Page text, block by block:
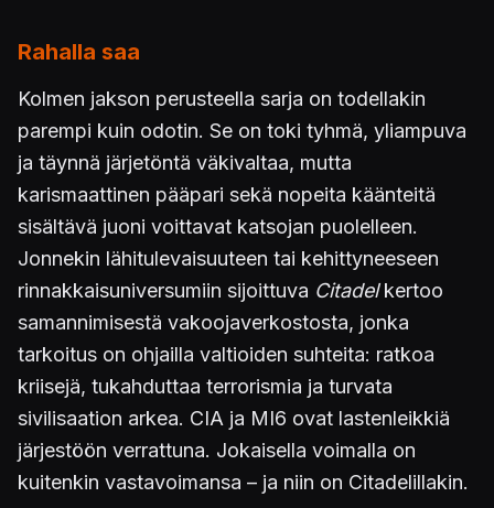
Rahalla saa
Kolmen jakson perusteella sarja on todellakin
parempi kuin odotin. Se on toki tyhmä, yliampuva
ja täynnä järjetöntä väkivaltaa, mutta
karismaattinen pääpari sekä nopeita käänteitä
sisältävä juoni voittavat katsojan puolelleen.
Jonnekin lähitulevaisuuteen tai kehittyneeseen
rinnakkaisuniversumiin sijoittuva Citadelkertoo
samannimisestä vakoojaverkostosta, jonka
tarkoitus on ohjailla valtioiden suhteita: ratkoa
kriisejä, tukahduttaa terrorismia ja turvata
sivilisaation arkea. CIA ja MI6 ovat lastenleikkiä
järjestöön verrattuna. Jokaisella voimalla on
kuitenkin vastavoimansa – ja niin on Citadelillakin.